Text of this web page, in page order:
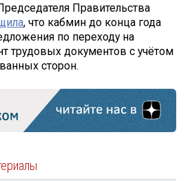
Правительства
, что кабмин до конца года
по переходу на
трудовых документов с учётом
сторон.